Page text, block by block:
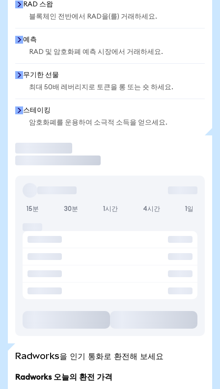
RAD 스왑
블록체인 전반에서 RAD을(를) 거래하세요.
예측
RAD 및 암호화폐 예측 시장에서 거래하세요.
무기한 선물
최대 50배 레버리지로 토큰을 롱 또는 숏 하세요.
스테이킹
암호화폐를 운용하여 소극적 소득을 얻으세요.
15분 30분 1시간 4시간 1일
Radworks을 인기 통화로 환전해 보세요
Radworks 오늘의 환전 가격